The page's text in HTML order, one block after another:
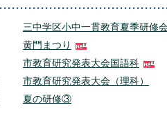
三中学区小中一貫教育夏季研修
黄門まつり
市教育研究発表大会国語科
市教育研究発表大会（理科）
夏の研修③